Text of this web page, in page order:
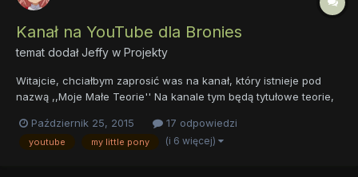
Kanał na YouTube dla Bronies
temat dodałJeffy w Projekty
Witajcie, chciałbym zaprosić was na kanał, który istnieje pod
nazwą ,,Moje Małe Teorie'' Na kanale tym będą tytułowe teorie,
https://www.youtube.com/channel/UCxb5TUS4Hu9ek2mMQPKz2
Hg I do zwiastunu kanału dla leniwych (tam jest mówione co u
Październik 25, 2015 17 odpowiedzi
youtube my little pony (i 6 więcej)